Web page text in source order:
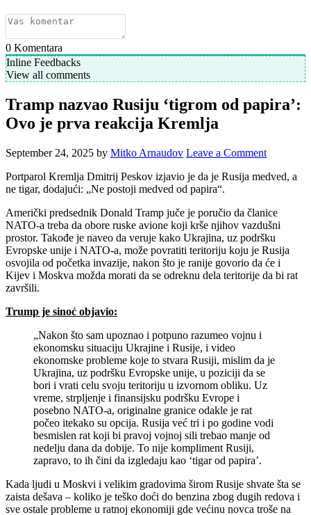
0 Komentara
Inline Feedbacks
View all comments
Tramp nazvao Rusiju ‘tigrom od papira’:
Ovo je prva reakcija Kremlja
September 24, 2025 by Mitko Arnaudov Leave a Comment
Portparol Kremlja Dmitrij Peskov izjavio je da je Rusija medved, a
ne tigar, dodajući: „Ne postoji medved od papira“.
Američki predsednik Donald Tramp juče je poručio da članice
NATO-a treba da obore ruske avione koji krše njihov vazdušni
prostor. Takođe je naveo da veruje kako Ukrajina, uz podršku
Evropske unije i NATO-a, može povratiti teritoriju koju je Rusija
osvojila od početka invazije, nakon što je ranije govorio da će i
Kijev i Moskva možda morati da se odreknu dela teritorije da bi rat
završili.
Trump je sinoć objavio:
„Nakon što sam upoznao i potpuno razumeo vojnu i
ekonomsku situaciju Ukrajine i Rusije, i video
ekonomske probleme koje to stvara Rusiji, mislim da je
Ukrajina, uz podršku Evropske unije, u poziciji da se
bori i vrati celu svoju teritoriju u izvornom obliku. Uz
vreme, strpljenje i finansijsku podršku Evrope i
posebno NATO-a, originalne granice odakle je rat
počeo itekako su opcija. Rusija već tri i po godine vodi
besmislen rat koji bi pravoj vojnoj sili trebao manje od
nedelju dana da dobije. To nije kompliment Rusiji,
zapravo, to ih čini da izgledaju kao ‘tigar od papira’.
Kada ljudi u Moskvi i velikim gradovima širom Rusije shvate šta se
zaista dešava – koliko je teško doći do benzina zbog dugih redova i
sve ostale probleme u ratnoj ekonomiji gde većinu novca troše na